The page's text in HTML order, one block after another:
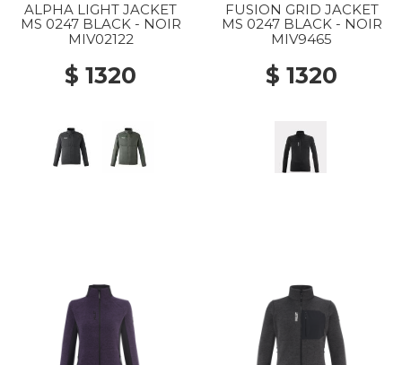
ALPHA LIGHT JACKET
MS 0247 BLACK - NOIR
MIV02122
$ 1320
FUSION GRID JACKET
MS 0247 BLACK - NOIR
MIV9465
$ 1320